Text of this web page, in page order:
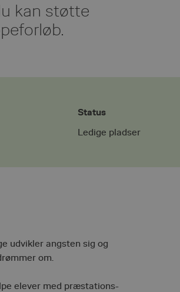
kan støtte
Status
Ledige pladser
udvikler angsten sig og
om.
elever med præstations-